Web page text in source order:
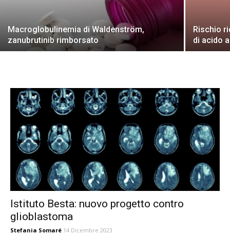
Macroglobulinemia di Waldenström,
zanubrutinib rimborsato
Rischio
di acido
Istituto Besta: nuovo progetto contro
glioblastoma
Stefania Somaré 14 Dicembre 2023